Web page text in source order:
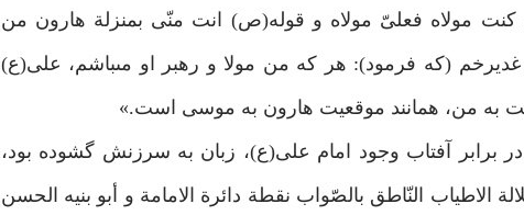
مولاه فعلىّ مولاه و قوله(ص) انت منّى بمنزلة هارون من
غديرخم (كه فرمود): هر كه من مولا و رهبر او مى‏باشم، على(ع)
به من، همانند موقعيت هارون به موسى است.»
آفتاب وجود امام على(ع)، زبان به سرزنش گشوده بود،
الاطياب النّاطق بالصّواب نقطة دائرة الامامة و أبو بنيه الحسن